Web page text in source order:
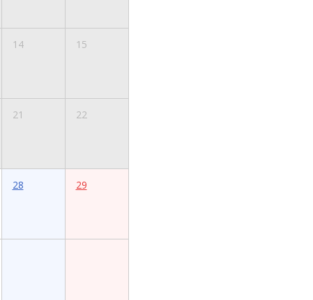
14 15
21 22
28 29